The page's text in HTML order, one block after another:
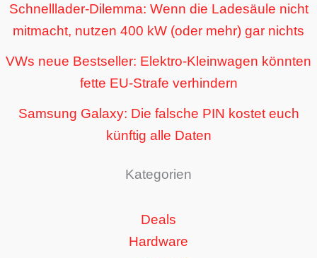
Schnelllader-Dilemma: Wenn die Ladesäule nicht
mitmacht, nutzen 400 kW (oder mehr) gar nichts
VWs neue Bestseller: Elektro-Kleinwagen könnten
fette EU-Strafe verhindern
Samsung Galaxy: Die falsche PIN kostet euch
künftig alle Daten
Kategorien
Deals
Hardware